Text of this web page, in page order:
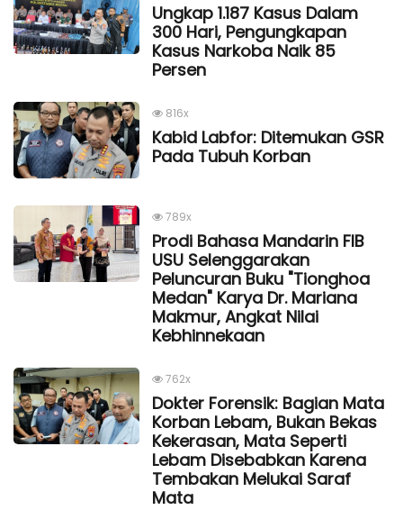
Ungkap 1.187 Kasus Dalam
300 Hari, Pengungkapan
Kasus Narkoba Naik 85
Persen
816x
Kabid Labfor: Ditemukan GSR
Pada Tubuh Korban
789x
Prodi Bahasa Mandarin FIB
USU Selenggarakan
Peluncuran Buku "Tionghoa
Medan" Karya Dr. Mariana
Makmur, Angkat Nilai
Kebhinnekaan
762x
Dokter Forensik: Bagian Mata
Korban Lebam, Bukan Bekas
Kekerasan, Mata Seperti
Lebam Disebabkan Karena
Tembakan Melukai Saraf
Mata